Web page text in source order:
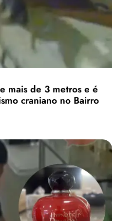
mais de 3 metros e é
craniano no Bairro